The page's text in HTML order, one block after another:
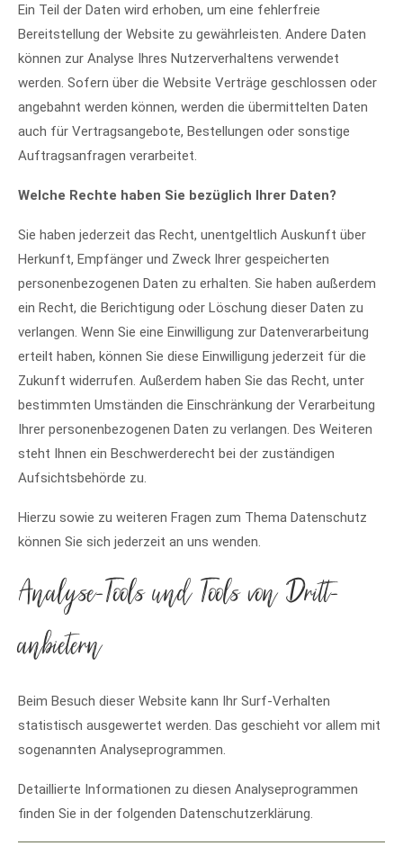
Ein Teil der Daten wird erhoben, um eine fehlerfreie
Bereitstellung der Website zu gewährleisten. Andere Daten
können zur Analyse Ihres Nutzerverhaltens verwendet
werden. Sofern über die Website Verträge geschlossen oder
angebahnt werden können, werden die übermittelten Daten
auch für Vertragsangebote, Bestellungen oder sonstige
Auftragsanfragen verarbeitet.
Welche Rechte haben Sie bezüglich Ihrer Daten?
Sie haben jederzeit das Recht, unentgeltlich Auskunft über
Herkunft, Empfänger und Zweck Ihrer gespeicherten
personenbezogenen Daten zu erhalten. Sie haben außerdem
ein Recht, die Berichtigung oder Löschung dieser Daten zu
verlangen. Wenn Sie eine Einwilligung zur Datenverarbeitung
erteilt haben, können Sie diese Einwilligung jederzeit für die
Zukunft widerrufen. Außerdem haben Sie das Recht, unter
bestimmten Umständen die Einschränkung der Verarbeitung
Ihrer personenbezogenen Daten zu verlangen. Des Weiteren
steht Ihnen ein Beschwerderecht bei der zuständigen
Aufsichtsbehörde zu.
Hierzu sowie zu weiteren Fragen zum Thema Datenschutz
können Sie sich jederzeit an uns wenden.
Analyse-Tools und Tools von Dritt­
anbietern
Beim Besuch dieser Website kann Ihr Surf-Verhalten
statistisch ausgewertet werden. Das geschieht vor allem mit
sogenannten Analyseprogrammen.
Detaillierte Informationen zu diesen Analyseprogrammen
finden Sie in der folgenden Datenschutzerklärung.